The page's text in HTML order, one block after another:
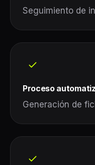
Seguimiento de
Proceso
Generación de